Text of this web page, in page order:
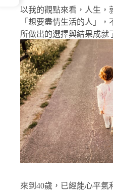
以我的觀點來看，人生，
「想要盡情生活的人」
所做出的選擇與結果成就
來到40歲，已經能心平氣